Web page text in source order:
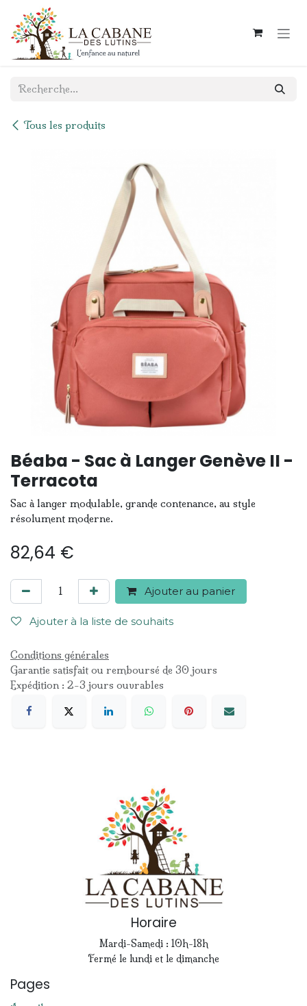
Se rendre au contenu
Tous les produits
Béaba - Sac à Langer Genève II -
Terracota
Sac à langer modulable, grande contenance, au style
résolument moderne.
82,64 €
Ajouter au panier
Ajouter à la liste de souhaits
Conditions générales
Garantie satisfait ou remboursé de 30 jours
Expédition : 2-3 jours ouvrables
Horaire
Mardi-Samedi : 10h-18h
Fermé le lundi et le dimanche
Pages